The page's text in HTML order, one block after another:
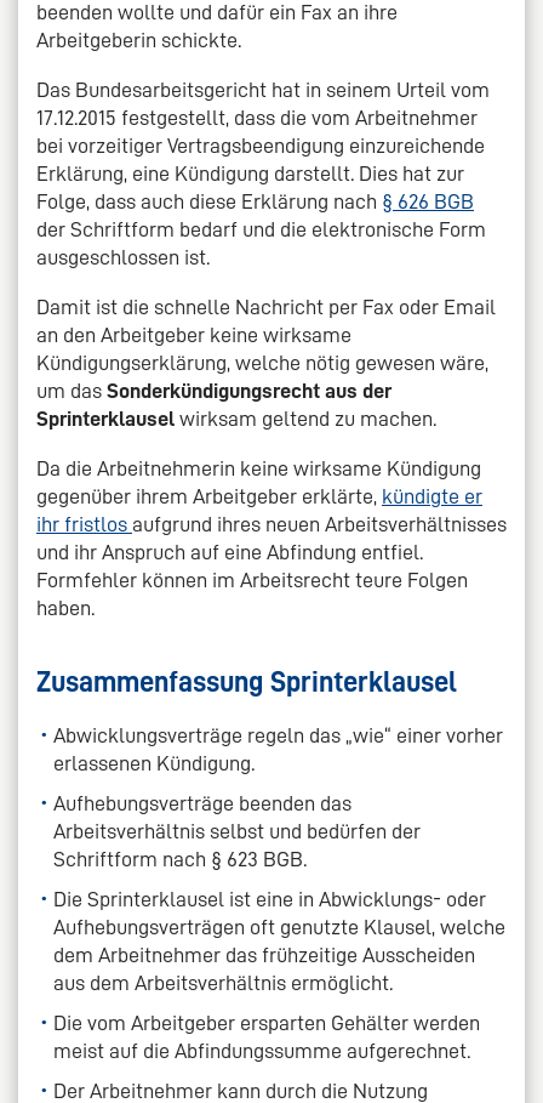
beenden wollte und dafür ein Fax an ihre
Arbeitgeberin schickte.
Das Bundesarbeitsgericht hat in seinem Urteil vom
17.12.2015 festgestellt, dass die vom Arbeitnehmer
bei vorzeitiger Vertragsbeendigung einzureichende
Erklärung, eine Kündigung darstellt. Dies hat zur
Folge, dass auch diese Erklärung nach § 626 BGB
der Schriftform bedarf und die elektronische Form
ausgeschlossen ist.
Damit ist die schnelle Nachricht per Fax oder Email
an den Arbeitgeber keine wirksame
Kündigungserklärung, welche nötig gewesen wäre,
um das Sonderkündigungsrecht aus der
Sprinterklausel wirksam geltend zu machen.
Da die Arbeitnehmerin keine wirksame Kündigung
gegenüber ihrem Arbeitgeber erklärte, kündigte er
ihr fristlos aufgrund ihres neuen Arbeitsverhältnisses
und ihr Anspruch auf eine Abfindung entfiel.
Formfehler können im Arbeitsrecht teure Folgen
haben.
Zusammenfassung Sprinterklausel
Abwicklungsverträge regeln das „wie“ einer vorher
erlassenen Kündigung.
Aufhebungsverträge beenden das
Arbeitsverhältnis selbst und bedürfen der
Schriftform nach § 623 BGB.
Die Sprinterklausel ist eine in Abwicklungs- oder
Aufhebungsverträgen oft genutzte Klausel, welche
dem Arbeitnehmer das frühzeitige Ausscheiden
aus dem Arbeitsverhältnis ermöglicht.
Die vom Arbeitgeber ersparten Gehälter werden
meist auf die Abfindungssumme aufgerechnet.
Der Arbeitnehmer kann durch die Nutzung